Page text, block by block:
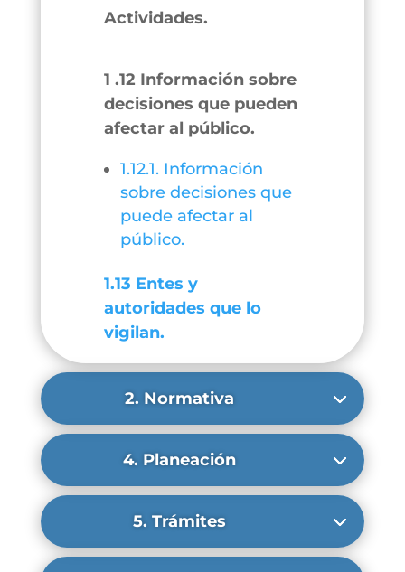
Actividades.
1 .12 Información sobre
decisiones que pueden
afectar al público.
1.12.1. Información
sobre decisiones que
puede afectar al
público.
1.13 Entes y
autoridades que lo
vigilan.
2. Normativa
4. Planeación
5. Trámites